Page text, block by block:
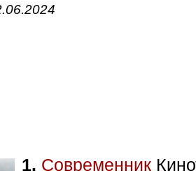
1. Современник